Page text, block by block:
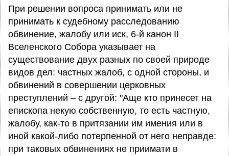
При решении вопроса принимать или не
принимать к судебному расследованию
обвинение, жалобу или иск, 6-й канон II
Вселенского Собора указывает на
существование двух разных по своей природе
видов дел: частных жалоб, с одной стороны, и
обвинений в совершении церковных
преступлений – с другой: "Аще кто принесет на
епископа некую собственную, то есть частную,
жалобу, как-то в притязании им имения или в
иной какой-либо потерпенной от него неправде:
при таковых обвинениях не приимати в